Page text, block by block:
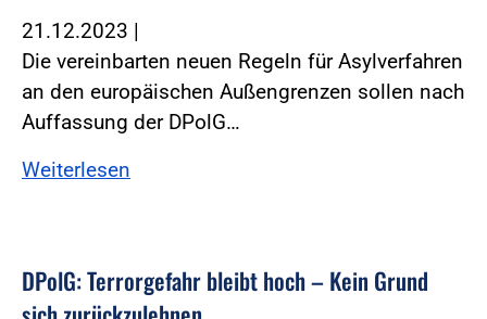
21.12.2023 |
Die vereinbarten neuen Regeln für Asylverfahren
an den europäischen Außengrenzen sollen nach
Auffassung der DPolG…
Weiterlesen
DPolG: Terrorgefahr bleibt hoch – Kein Grund